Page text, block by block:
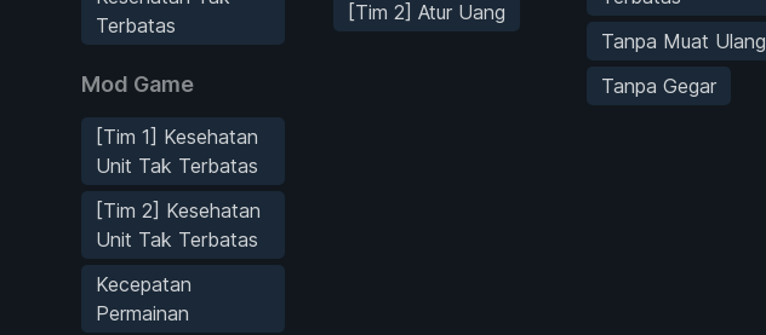
Terbatas
Mod Game
[Tim 1] Kesehatan
Unit Tak Terbatas
[Tim 2] Kesehatan
Unit Tak Terbatas
Kecepatan
Permainan
[Tim 2] Atur Uang
Tanpa Muat Ulang
Tanpa Gegar